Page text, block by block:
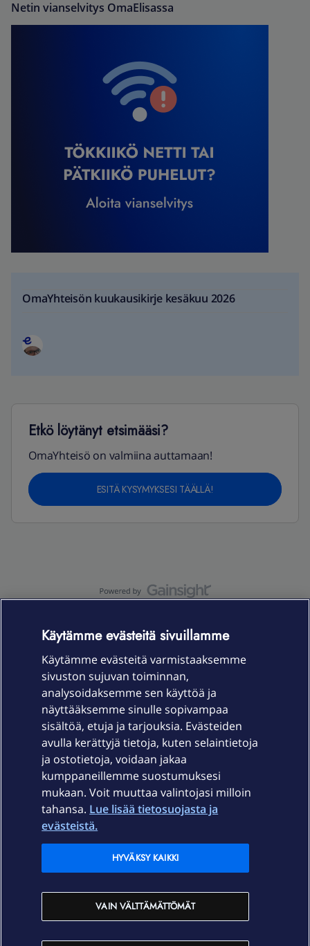
Netin vianselvitys OmaElisassa
OmaYhteisön kuukausikirje kesäkuu 2026
Etkö löytänyt etsimääsi?
OmaYhteisö on valmiina auttamaan!
ESITÄ KYSYMYKSESI TÄÄLLÄ!
Laitteet & liittymät
Palvelut
Ajankohtaista
Elisa Oyj
In English
Käytämme evästeitä sivuillamme
Käytämme evästeitä varmistaaksemme
sivuston sujuvan toiminnan,
analysoidaksemme sen käyttöä ja
näyttääksemme sinulle sopivampaa
sisältöä, etuja ja tarjouksia. Evästeiden
avulla kerättyjä tietoja, kuten selaintietoja
ja ostotietoja, voidaan jakaa
kumppaneillemme suostumuksesi
mukaan. Voit muuttaa valintojasi milloin
tahansa. Lue lisää tietosuojasta ja
evästeistä.
VAIN VÄLTTÄMÄTTÖMÄT
HYVÄKSY KAIKKI